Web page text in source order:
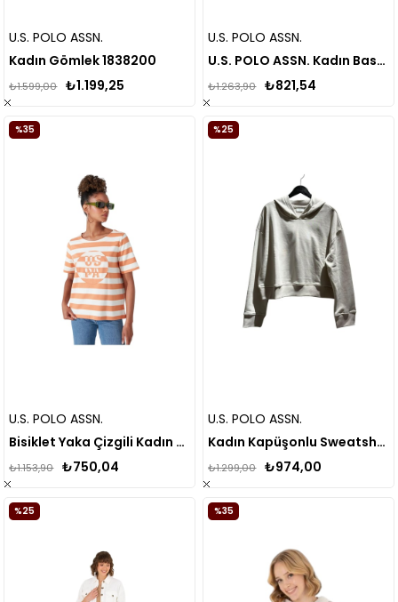
U.S. POLO ASSN.
Kadın Gömlek 1838200
₺1.199,25
₺1.599,00
U.S. POLO ASSN.
U.S. POLO ASSN. Kadın Basic Tişört 1806126
₺821,54
₺1.263,90
U.S. POLO ASSN.
Bisiklet Yaka Çizgili Kadın T-shirt
₺750,04
₺1.153,90
%35
U.S. POLO ASSN.
Kadın Kapüşonlu Sweatshirt 1676077
₺974,00
₺1.299,00
%25
%25 %35